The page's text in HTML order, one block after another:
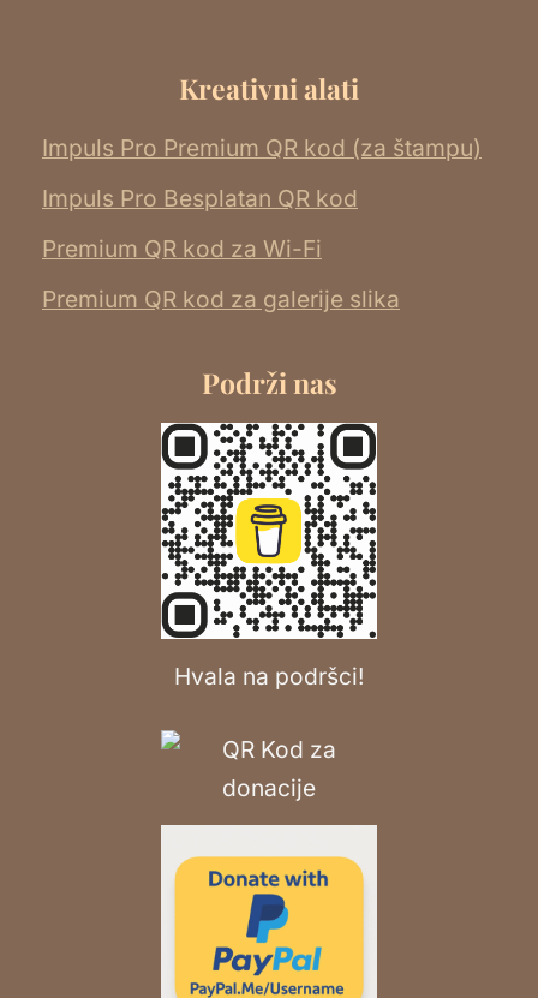
Kreativni alati
Impuls Pro Premium QR kod (za štampu)
Impuls Pro Besplatan QR kod
Premium QR kod za Wi-Fi
Premium QR kod za galerije slika
Podrži nas
Hvala na podršci!